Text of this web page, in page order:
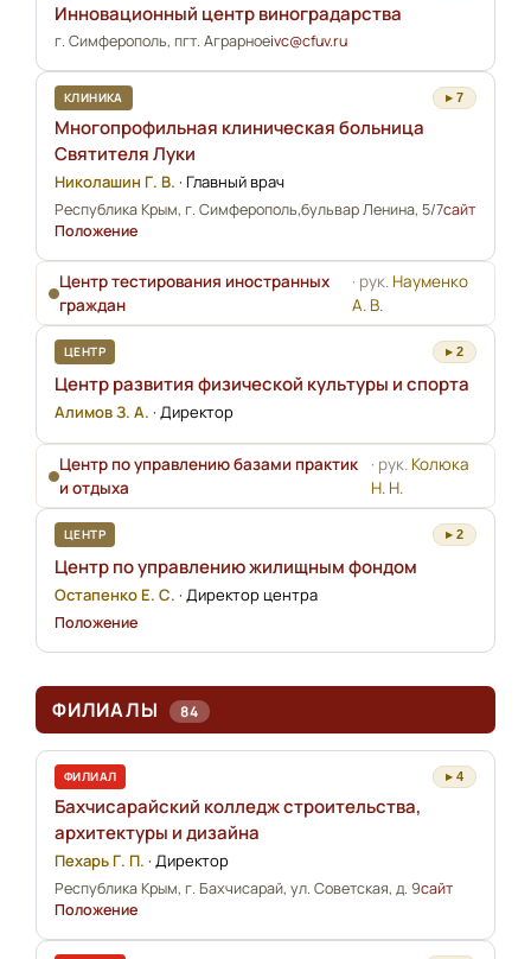
Инновационный центр виноградарства
г. Симферополь, пгт. Аграрноеivc@cfuv.ru
КЛИНИКА ▸ 7
Многопрофильная клиническая больница
Святителя Луки
Николашин Г. В. · Главный врач
Республика Крым, г. Симферополь,бульвар Ленина, 5/7сайт
Положение
Центр тестирования иностранных
граждан
· рук. Науменко
А. В.
ЦЕНТР ▸ 2
Центр развития физической культуры и спорта
Алимов З. А. · Директор
Центр по управлению базами практик
и отдыха
· рук. Колюка
Н. Н.
ЦЕНТР ▸ 2
Центр по управлению жилищным фондом
Остапенко Е. С. · Директор центра
Положение
ФИЛИАЛЫ 84
ФИЛИАЛ ▸ 4
Бахчисарайский колледж строительства,
архитектуры и дизайна
Пехарь Г. П. · Директор
Республика Крым, г. Бахчисарай, ул. Советская, д. 9сайт
Положение